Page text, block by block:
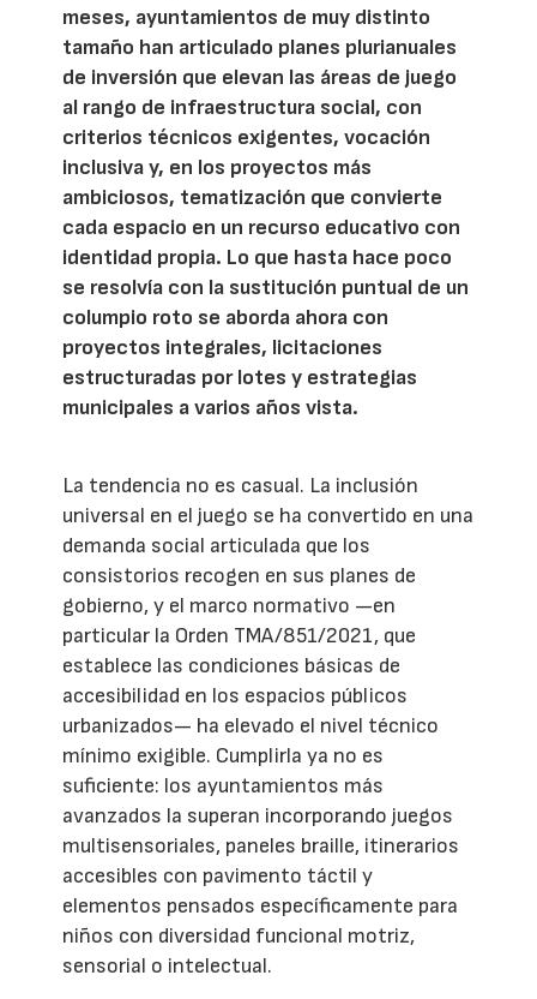
meses, ayuntamientos de muy distinto
tamaño han articulado planes plurianuales
de inversión que elevan las áreas de juego
al rango de infraestructura social, con
criterios técnicos exigentes, vocación
inclusiva y, en los proyectos más
ambiciosos, tematización que convierte
cada espacio en un recurso educativo con
identidad propia. Lo que hasta hace poco
se resolvía con la sustitución puntual de un
columpio roto se aborda ahora con
proyectos integrales, licitaciones
estructuradas por lotes y estrategias
municipales a varios años vista.
La tendencia no es casual. La inclusión
universal en el juego se ha convertido en una
demanda social articulada que los
consistorios recogen en sus planes de
gobierno, y el marco normativo —en
particular la Orden TMA/851/2021, que
establece las condiciones básicas de
accesibilidad en los espacios públicos
urbanizados— ha elevado el nivel técnico
mínimo exigible. Cumplirla ya no es
suficiente: los ayuntamientos más
avanzados la superan incorporando juegos
multisensoriales, paneles braille, itinerarios
accesibles con pavimento táctil y
elementos pensados específicamente para
niños con diversidad funcional motriz,
sensorial o intelectual.